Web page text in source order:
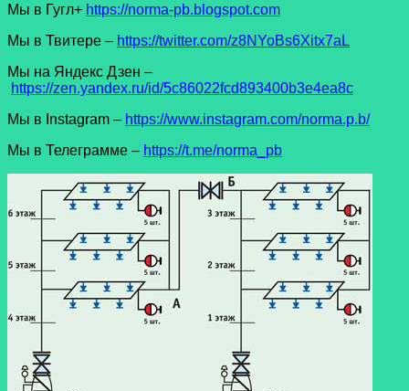
Мы в Гугл+ https://norma-pb.blogspot.com
Мы в Твитере – https://twitter.com/z8NYoBs6Xitx7aL
Мы на Яндекс Дзен –
https://zen.yandex.ru/id/5c86022fcd893400b3e4ea8c
Мы в Instagram – https://www.instagram.com/norma.p.b/
Мы в Телеграмме – https://t.me/norma_pb